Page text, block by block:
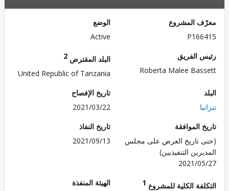
المشروع
الفريق
Roberta Malee
البلد المقترض
United Republic of Tanzania
تاريخ الإفصاح
2021/03/22
الموافقة
تاريخ العرض على مجلس
التنفيذيين)
2021/
تاريخ النفاذ
2021/09/13
الكلية للمشروع1
الهيئة المنفذة